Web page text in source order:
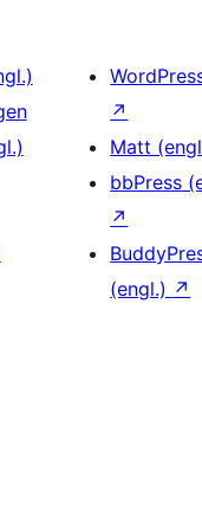
↗
Matt
bbPress
↗
(engl.) ↗